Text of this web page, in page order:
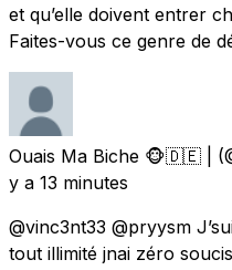
et qu’elle doivent entrer
Faites-vous ce genre de
Ouais Ma Biche 🐵🇩🇪 |
y a 13 minutes
@vinc3nt33 @pryysm
tout illimité jnai zéro